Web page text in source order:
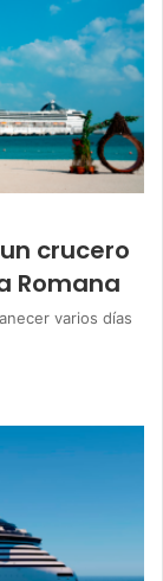
crucero
Romana
varios días